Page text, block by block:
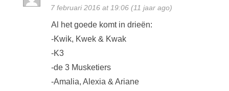
7 februari 2016 at 19:06 (11 jaar ago)
Al het goede komt in drieën:
-Kwik, Kwek & Kwak
-K3
-de 3 Musketiers
-Amalia, Alexia & Ariane